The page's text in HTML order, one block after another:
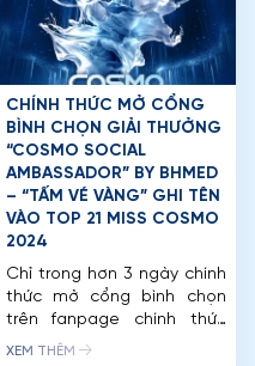
Đức Bảo chính thức đảm
nhận vai trò người dẫn […]
CHÍNH THỨC MỞ CỔNG
BÌNH CHỌN GIẢI THƯỞNG
“COSMO SOCIAL
AMBASSADOR” BY BHMED
– “TẤM VÉ VÀNG” GHI TÊN
VÀO TOP 21 MISS COSMO
2024
Chỉ trong hơn 3 ngày chính
thức mở cổng bình chọn
trên fanpage chính thức
của Miss Cosmo 2024, giải
XEM THÊM